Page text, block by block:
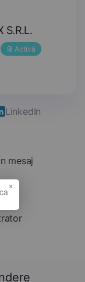
S.R.L.
Activă
LinkedIn
mesaj
×